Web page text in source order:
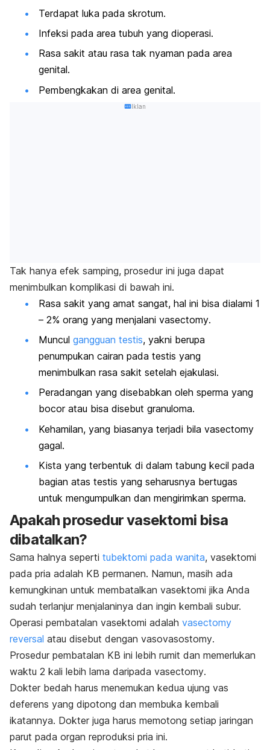
Terdapat luka pada skrotum.
Infeksi pada area tubuh yang dioperasi.
Rasa sakit atau rasa tak nyaman pada area
genital.
Pembengkakan di area genital.
Iklan
Tak hanya efek samping, prosedur ini juga dapat
menimbulkan komplikasi di bawah ini.
Rasa sakit yang amat sangat, hal ini bisa dialami 1
– 2% orang yang menjalani vasectomy.
Muncul gangguan testis, yakni berupa
penumpukan cairan pada testis yang
menimbulkan rasa sakit setelah ejakulasi.
Peradangan yang disebabkan oleh sperma yang
bocor atau bisa disebut granuloma.
Kehamilan, yang biasanya terjadi bila vasectomy
gagal.
Kista yang terbentuk di dalam tabung kecil pada
bagian atas testis yang seharusnya bertugas
untuk mengumpulkan dan mengirimkan sperma.
Apakah prosedur vasektomi bisa
dibatalkan?
Sama halnya seperti tubektomi pada wanita, vasektomi
pada pria adalah KB permanen. Namun, masih ada
kemungkinan untuk membatalkan vasektomi jika Anda
sudah terlanjur menjalaninya dan ingin kembali subur.
Operasi pembatalan vasektomi adalah vasectomy
reversal atau disebut dengan vasovasostomy.
Prosedur pembatalan KB ini lebih rumit dan memerlukan
waktu 2 kali lebih lama daripada vasectomy.
Dokter bedah harus menemukan kedua ujung vas
deferens yang dipotong dan membuka kembali
ikatannya. Dokter juga harus memotong setiap jaringan
parut pada organ reproduksi pria ini.